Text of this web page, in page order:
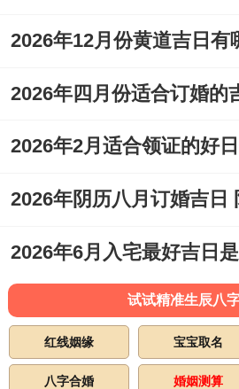
试试精准生辰八
红线姻缘 宝宝取名
八字合婚 婚姻测算